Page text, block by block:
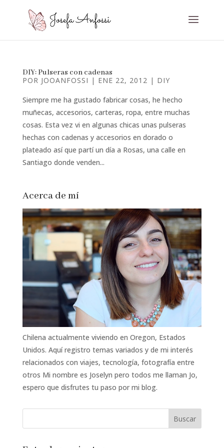
DIY: Pulseras con cadenas
POR JOOANFOSSI | ENE 22, 2012 | DIY
Siempre me ha gustado fabricar cosas, he hecho
muñecas, accesorios, carteras, ropa, entre muchas
cosas. Esta vez vi en algunas chicas unas pulseras
hechas con cadenas y accesorios en dorado o
plateado así que partí un día a Rosas, una calle en
Santiago donde venden...
Acerca de mí
Chilena actualmente viviendo en Oregon, Estados
Unidos. Aquí registro temas variados y de mi interés
relacionados con viajes, tecnología, fotografía entre
otros Mi nombre es Joselyn pero todos me llaman Jo,
espero que disfrutes tu paso por mi blog.